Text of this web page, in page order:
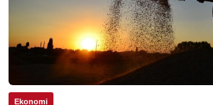
Ekonomi